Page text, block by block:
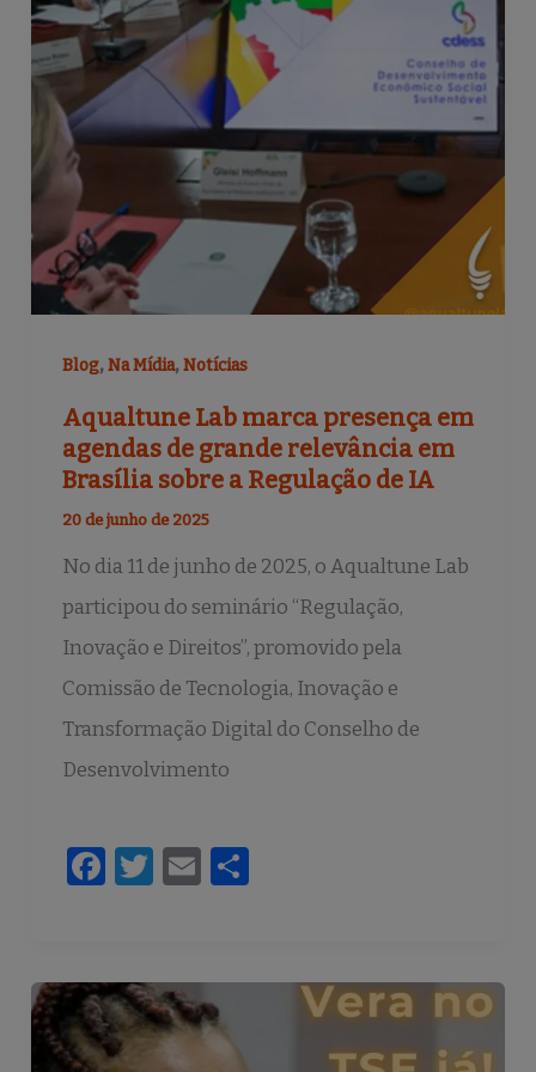
Blog,Na Mídia,Notícias
Aqualtune Lab marca presença em
agendas de grande relevância em
Brasília sobre a Regulação de IA
20 de junho de 2025
No dia 11 de junho de 2025, o Aqualtune Lab
participou do seminário “Regulação,
Inovação e Direitos”, promovido pela
Comissão de Tecnologia, Inovação e
Transformação Digital do Conselho de
Desenvolvimento
F
e
b
o
T
te
r
E
l
e